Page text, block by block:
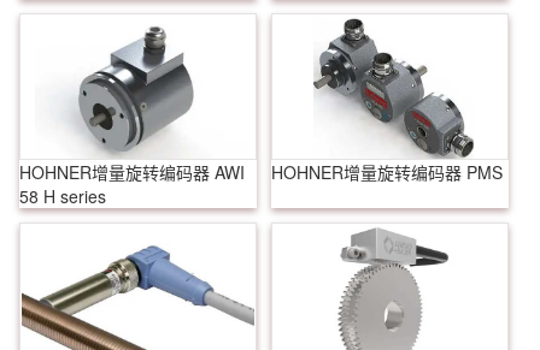
HOHNER增量旋转编码器 AWI
58 H series
HOHNER增量旋转编码器 PMS